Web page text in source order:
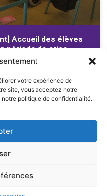
votre expérience de
site, vous acceptez notre
politique de confidentialité.
Accueil des élèves
période de crise
sur l’accueil des enfants en
5
– Tous droits réservés –